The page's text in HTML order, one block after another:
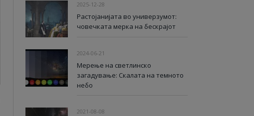
2025-12-28
Растојанијата во универзумот:
човечката мерка на бескрајот
2024-06-21
Мерење на светлинско
загадување: Скалата на темното
небо
2021-08-08